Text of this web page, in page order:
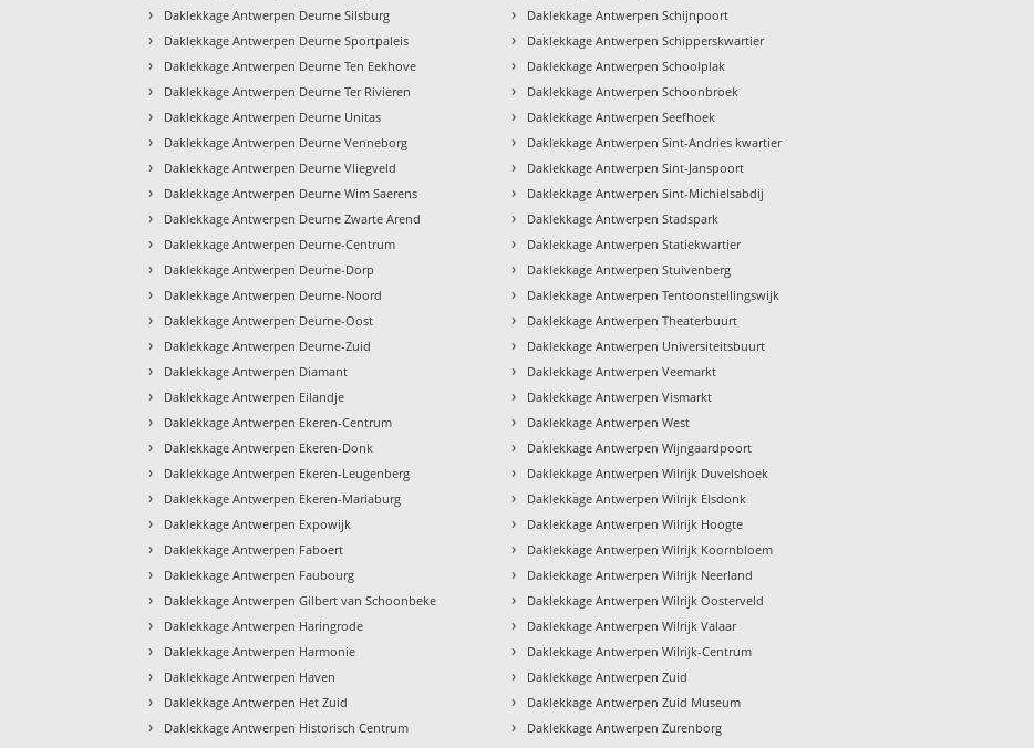
› Daklekkage Antwerpen Deurne Silsburg
› Daklekkage Antwerpen Deurne Sportpaleis
› Daklekkage Antwerpen Deurne Ten Eekhove
› Daklekkage Antwerpen Deurne Ter Rivieren
› Daklekkage Antwerpen Deurne Unitas
› Daklekkage Antwerpen Deurne Venneborg
› Daklekkage Antwerpen Deurne Vliegveld
› Daklekkage Antwerpen Deurne Wim Saerens
› Daklekkage Antwerpen Deurne Zwarte Arend
› Daklekkage Antwerpen Deurne-Centrum
› Daklekkage Antwerpen Deurne-Dorp
› Daklekkage Antwerpen Deurne-Noord
› Daklekkage Antwerpen Deurne-Oost
› Daklekkage Antwerpen Deurne-Zuid
› Daklekkage Antwerpen Diamant
› Daklekkage Antwerpen Eilandje
› Daklekkage Antwerpen Ekeren-Centrum
› Daklekkage Antwerpen Ekeren-Donk
› Daklekkage Antwerpen Ekeren-Leugenberg
› Daklekkage Antwerpen Ekeren-Mariaburg
› Daklekkage Antwerpen Expowijk
› Daklekkage Antwerpen Faboert
› Daklekkage Antwerpen Faubourg
› Daklekkage Antwerpen Gilbert van Schoonbeke
› Daklekkage Antwerpen Haringrode
› Daklekkage Antwerpen Harmonie
› Daklekkage Antwerpen Haven
› Daklekkage Antwerpen Het Zuid
› Daklekkage Antwerpen Historisch Centrum
› Daklekkage Antwerpen Schijnpoort
› Daklekkage Antwerpen Schipperskwartier
› Daklekkage Antwerpen Schoolplak
› Daklekkage Antwerpen Schoonbroek
› Daklekkage Antwerpen Seefhoek
› Daklekkage Antwerpen Sint-Andries kwartier
› Daklekkage Antwerpen Sint-Janspoort
› Daklekkage Antwerpen Sint-Michielsabdij
› Daklekkage Antwerpen Stadspark
› Daklekkage Antwerpen Statiekwartier
› Daklekkage Antwerpen Stuivenberg
› Daklekkage Antwerpen Tentoonstellingswijk
› Daklekkage Antwerpen Theaterbuurt
› Daklekkage Antwerpen Universiteitsbuurt
› Daklekkage Antwerpen Veemarkt
› Daklekkage Antwerpen Vismarkt
› Daklekkage Antwerpen West
› Daklekkage Antwerpen Wijngaardpoort
› Daklekkage Antwerpen Wilrijk Duvelshoek
› Daklekkage Antwerpen Wilrijk Elsdonk
› Daklekkage Antwerpen Wilrijk Hoogte
› Daklekkage Antwerpen Wilrijk Koornbloem
› Daklekkage Antwerpen Wilrijk Neerland
› Daklekkage Antwerpen Wilrijk Oosterveld
› Daklekkage Antwerpen Wilrijk Valaar
› Daklekkage Antwerpen Wilrijk-Centrum
› Daklekkage Antwerpen Zuid
› Daklekkage Antwerpen Zuid Museum
› Daklekkage Antwerpen Zurenborg